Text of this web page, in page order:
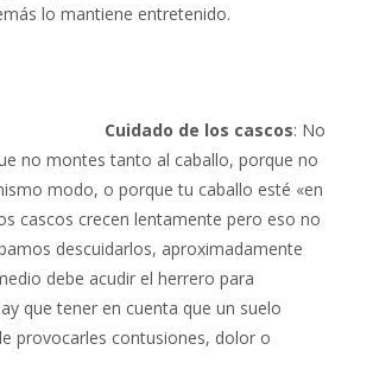
lo mantiene entretenido.
Cuidado de los cascos: No
no montes tanto al caballo, porque no
modo, o porque tu caballo esté «en
cascos crecen lentamente pero eso no
descuidarlos, aproximadamente
debe acudir el herrero para
que tener en cuenta que un suelo
provocarles contusiones, dolor o